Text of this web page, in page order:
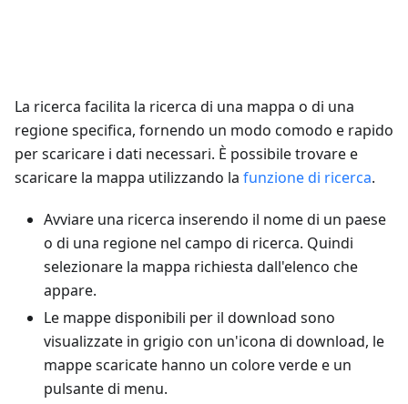
La ricerca facilita la ricerca di una mappa o di una
regione specifica, fornendo un modo comodo e rapido
per scaricare i dati necessari. È possibile trovare e
scaricare la mappa utilizzando la funzione di ricerca.
Avviare una ricerca inserendo il nome di un paese
o di una regione nel campo di ricerca. Quindi
selezionare la mappa richiesta dall'elenco che
appare.
Le mappe disponibili per il download sono
visualizzate in grigio con un'icona di download, le
mappe scaricate hanno un colore verde e un
pulsante di menu.